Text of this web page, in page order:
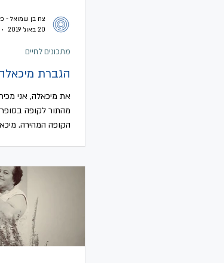
הגברת
את מיכאלה, אני
מהתור לקופה בסופר
הקופה המהירה.
מתכונים לחיים
צח בן שמואל -
20 באוג׳ 2019